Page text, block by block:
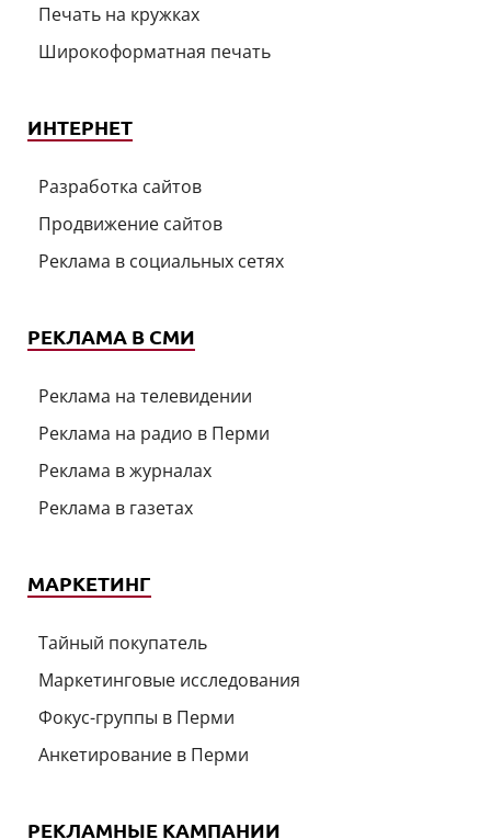
Печать на кружках
Широкоформатная печать
ИНТЕРНЕТ
Разработка сайтов
Продвижение сайтов
Реклама в социальных сетях
РЕКЛАМА В СМИ
Реклама на телевидении
Реклама на радио в Перми
Реклама в журналах
Реклама в газетах
МАРКЕТИНГ
Тайный покупатель
Маркетинговые исследования
Фокус-группы в Перми
Анкетирование в Перми
РЕКЛАМНЫЕ КАМПАНИИ